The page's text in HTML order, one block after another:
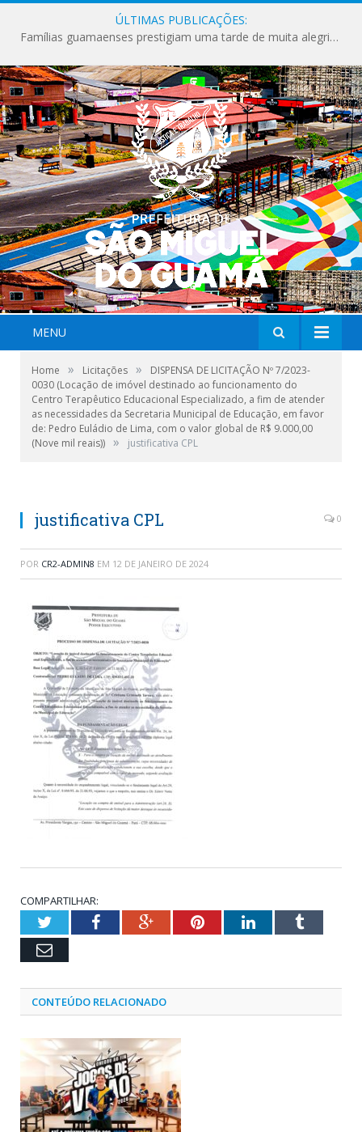
ÚLTIMAS PUBLICAÇÕES:
Famílias guamaenses prestigiam uma tarde de muita alegria na edição especial do Orla Kids.
MENU
Home » Licitações »
DISPENSA DE LICITAÇÃO Nº 7/2023-
0030 (Locação de imóvel destinado ao funcionamento do
Centro Terapêutico Educacional Especializado, a fim de atender
as necessidades da Secretaria Municipal de Educação, em favor
de: Pedro Euládio de Lima, com o valor global de R$ 9.000,00
(Nove mil reais)) » justificativa CPL
justificativa CPL 0
POR CR2-ADMIN8 EM 12 DE JANEIRO DE 2024
COMPARTILHAR:
TwitterFacebookGoogle+PinterestLinkedInTumblr
Email
CONTEÚDO RELACIONADO